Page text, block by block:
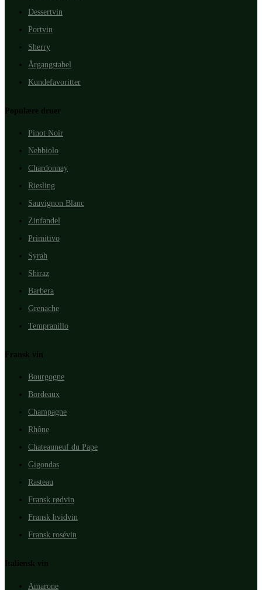
Dessertvin
Portvin
Sherry
Årgangstabel
Kundefavoritter
Populære druer
Pinot Noir
Nebbiolo
Chardonnay
Riesling
Sauvignon Blanc
Zinfandel
Primitivo
Syrah
Shiraz
Barbera
Grenache
Tempranillo
Fransk vin
Bourgogne
Bordeaux
Champagne
Rhône
Chateauneuf du Pape
Gigondas
Rasteau
Fransk rødvin
Fransk hvidvin
Fransk rosévin
Italiensk vin
Amarone